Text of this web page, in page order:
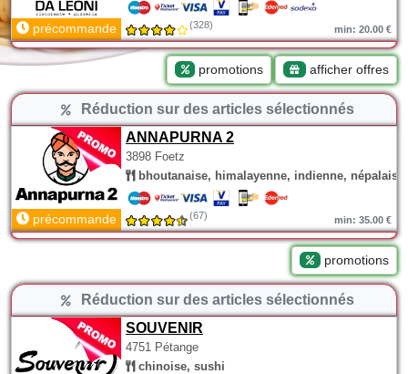
précommande (328) min: 20.00 €
promotions afficher offres
Réduction sur des articles sélectionnés
ANNAPURNA 2
3898 Foetz
bhoutanaise, himalayenne, indienne, népalaise
précommande (67) min: 35.00 €
promotions
Réduction sur des articles sélectionnés
SOUVENIR
4751 Pétange
chinoise, sushi